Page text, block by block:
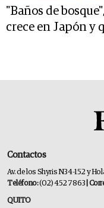
"Baños de
crece en Japón y
Contactos
Av. de los Shyris N34-152 y
Teléfono:(02) 452 7863 |
QUITO